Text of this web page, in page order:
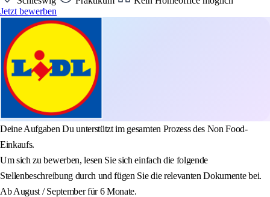
Jetzt bewerben
Deine Aufgaben Du unterstützt im gesamten Prozess des Non Food-
Einkaufs.
Um sich zu bewerben, lesen Sie sich einfach die folgende
Stellenbeschreibung durch und fügen Sie die relevanten Dokumente bei.
Ab August / September für 6 Monate.